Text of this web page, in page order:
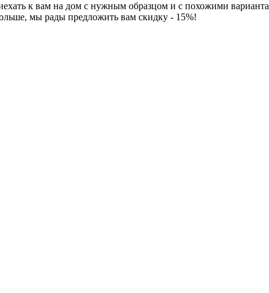
к вам на дом с нужным образцом и с похожими
мы рады предложить вам скидку - 15%!